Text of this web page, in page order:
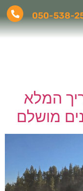
050-538-
המלא
מושלם